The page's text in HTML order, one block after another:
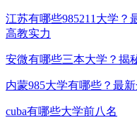
江苏有哪些985211大学
高教实力
安微有哪些三本大学？揭
内蒙985大学有哪些？最
cuba有哪些大学前八名